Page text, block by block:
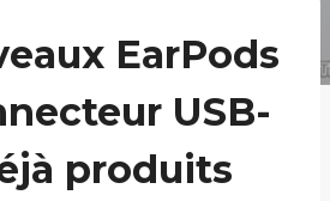
EarPods
USB-
produits